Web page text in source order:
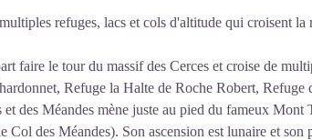
refuges, lacs et cols d'altitude qui croisent la
faire le tour du massif des Cerces et croise de
Refuge la Halte de Roche Robert, Refuge
des Méandes mène juste au pied du fameux Mont
des Méandes). Son ascension est lunaire et son